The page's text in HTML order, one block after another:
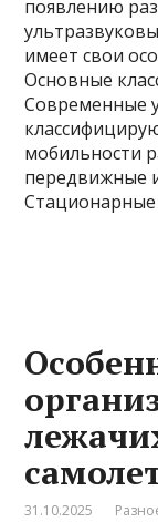
появлению
имеет свои
Основные
Современные
мобильности
передвижные
Стационарные
31.10.2025